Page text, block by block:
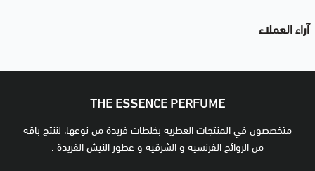
آراء العملاء
THE ESSENCE PERFUME
متخصصون في المنتجات العطرية بخلطات فريدة من نوعها، لننتج باقة
من الروائح الفرنسية و الشرقية و عطور النيش الفريدة .